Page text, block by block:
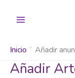
Inicio Añadir
Añadir